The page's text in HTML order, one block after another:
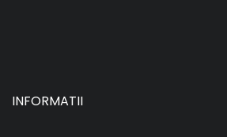
INFORMATII